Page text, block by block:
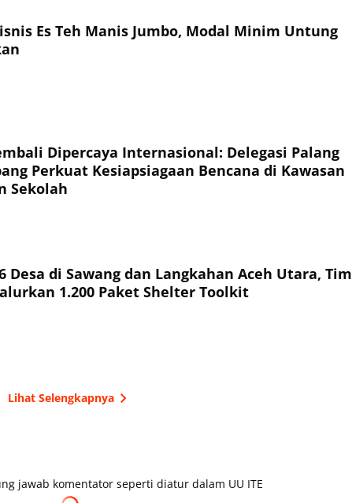
Es Teh Manis Jumbo, Modal Minim Untung
Dipercaya Internasional: Delegasi Palang
Perkuat Kesiapsiagaan Bencana di Kawasan
Sekolah
Desa di Sawang dan Langkahan Aceh Utara, Tim
1.200 Paket Shelter Toolkit
Lihat Selengkapnya
jawab komentator seperti diatur dalam UU ITE